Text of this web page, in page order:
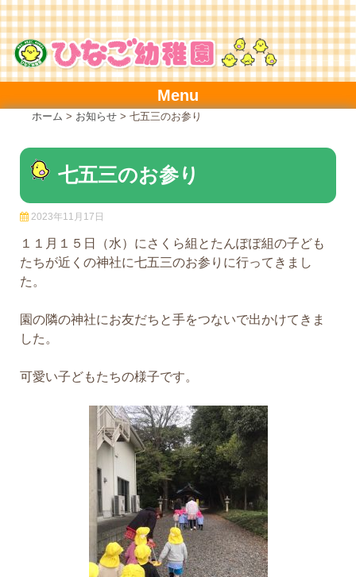
Skip
to
content
Menu
ホーム > お知らせ > 七五三のお参り
七五三のお参り
2023年11月17日
１１月１５日（水）にさくら組とたんぽぽ組の子ども
たちが近くの神社に七五三のお参りに行ってきまし
た。
園の隣の神社にお友だちと手をつないで出かけてきま
した。
可愛い子どもたちの様子です。